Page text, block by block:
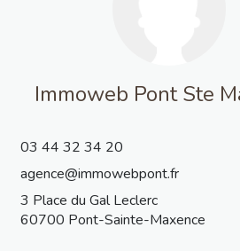
Immoweb Pont Ste
03 44 32 34 20
agence@immowebpont.fr
3 Place du Gal Leclerc
60700 Pont-Sainte-Maxence